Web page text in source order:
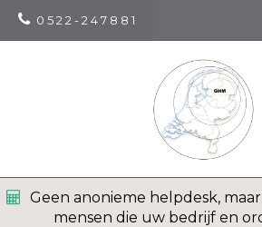
0 5 2 2 - 2 4 7 8 8 1
Geen anonieme helpdesk,
mensen die uw bedrijf en